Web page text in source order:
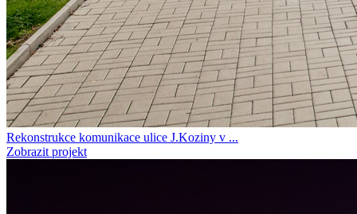
Rekonstrukce komunikace ulice J.Koziny v ...
Zobrazit projekt